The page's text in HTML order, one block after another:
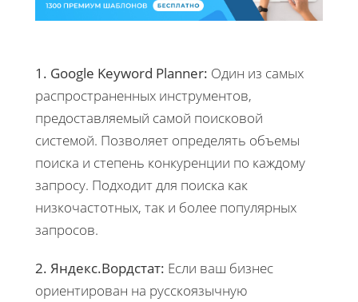
1. Google Keyword Planner: Один из самых
распространенных инструментов,
предоставляемый самой поисковой
системой. Позволяет определять объемы
поиска и степень конкуренции по каждому
запросу. Подходит для поиска как
низкочастотных, так и более популярных
запросов.
2. Яндекс.Вордстат: Если ваш бизнес
ориентирован на русскоязычную